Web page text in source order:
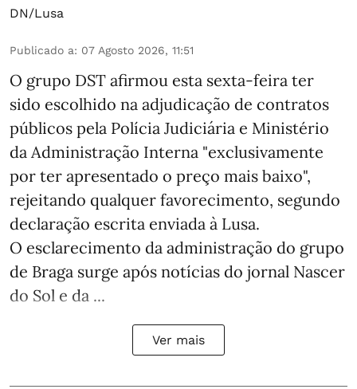
DN/Lusa
Publicado a: 07 Agosto 2026, 11:51
O grupo DST afirmou esta sexta-feira ter
sido escolhido na adjudicação de contratos
públicos pela Polícia Judiciária e Ministério
da Administração Interna "exclusivamente
por ter apresentado o preço mais baixo",
rejeitando qualquer favorecimento, segundo
declaração escrita enviada à Lusa.
O esclarecimento da administração do grupo
de Braga surge após notícias do jornal Nascer
do Sol e da ...
Ver mais